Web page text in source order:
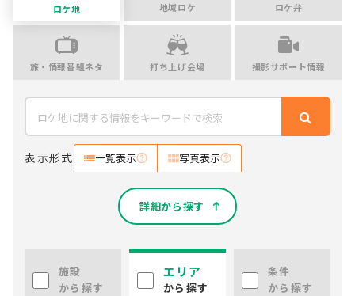
ロケ地 地域ロケ ロケ弁
旅・情報番組ネタ 打ち上げ会場 撮影サポート情報
表示形式 一覧表示 写真表示
詳細から探す
施設
から探す
エリア
から探す
条件
から探す